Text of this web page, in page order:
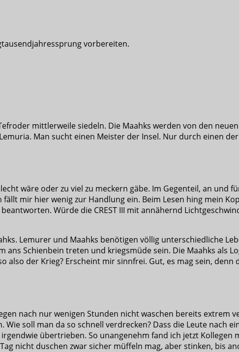
vorbereiten.
mittlerweile siedeln. Die Maahks werden von den
Man sucht einen Meister der Insel. Nur durch einen
wäre oder zu viel zu meckern gäbe. Im Gegenteil, an und
mir hier wenig zur Handlung ein. Beim Lesen hing mein
Würde die CREST III mit annähernd
Lemurer und Maahks benötigen völlig unterschiedliche
Schienbein treten und kriegsmüde sein. Die Maahks als
also der Krieg? Erscheint mir sinnfrei. Gut, es mag sein,
nach nur wenigen Stunden nicht waschen bereits extrem
soll man da so schnell verdrecken? Dass die Leute nach
übertrieben. So unangenehm fand ich jetzt Kollegen
nicht duschen zwar sicher müffeln mag, aber stinken, bis